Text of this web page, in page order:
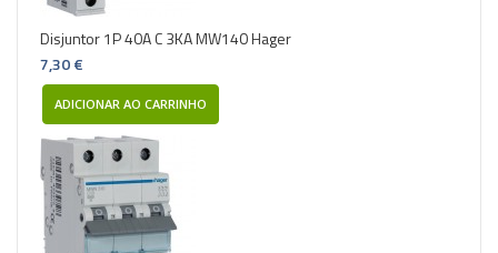
Disjuntor 1P 40A C 3KA MW140 Hager
7,30 €
ADICIONAR AO CARRINHO